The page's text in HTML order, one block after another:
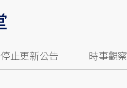
停止更新公告 時事觀察